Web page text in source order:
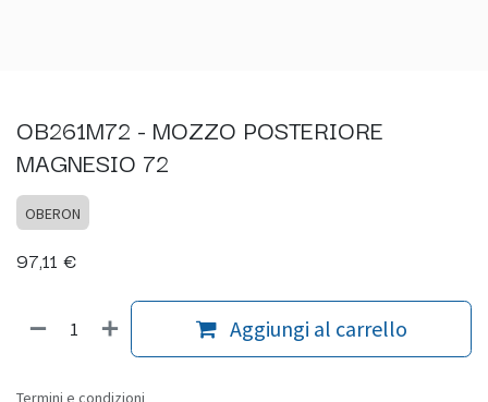
OB261M72 - MOZZO POSTERIORE
MAGNESIO 72
OBERON
97,11 €
Aggiungi al carrello
Termini e condizioni